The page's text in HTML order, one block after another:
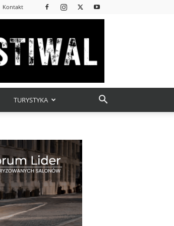
Kontakt
TURYSTYKA